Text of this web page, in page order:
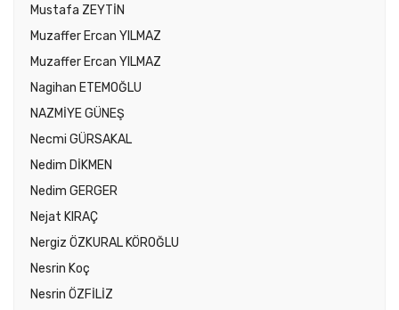
Mustafa ZEYTİN
Muzaffer Ercan YILMAZ
Muzaffer Ercan YILMAZ
Nagihan ETEMOĞLU
NAZMİYE GÜNEŞ
Necmi GÜRSAKAL
Nedim DİKMEN
Nedim GERGER
Nejat KIRAÇ
Nergiz ÖZKURAL KÖROĞLU
Nesrin Koç
Nesrin ÖZFİLİZ